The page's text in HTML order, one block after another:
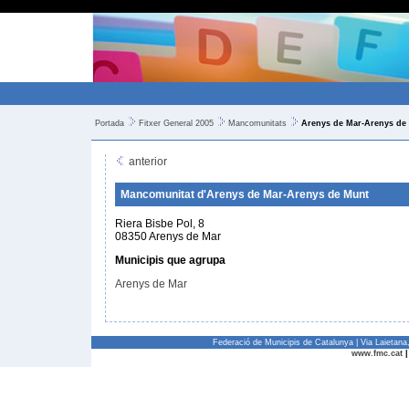
Portada Fitxer General 2005 Mancomunitats Arenys de Mar-Arenys de
anterior
Mancomunitat d'Arenys de Mar-Arenys de Munt
Riera Bisbe Pol, 8
08350 Arenys de Mar
Municipis que agrupa
Arenys de Mar
Federació de Municipis de Catalunya | Via
www.fmc.cat